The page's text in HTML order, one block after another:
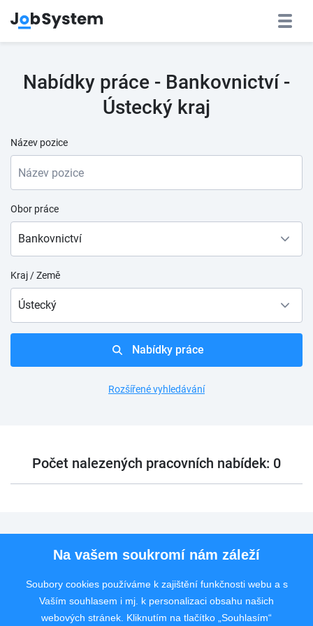
Nabídky práce - Bankovnictví -
Ústecký kraj
Název pozice
Obor práce
Bankovnictví
Kraj / Země
Ústecký
Nabídky práce
Rozšířené vyhledávání
Počet nalezených pracovních nabídek: 0
Pro uchazeče
Rychlý kontakt
Na vašem soukromí nám záleží
Soubory cookies používáme k zajištění funkčnosti webu a s
Vaším souhlasem i mj. k personalizaci obsahu našich
webových stránek. Kliknutím na tlačítko „Souhlasím“